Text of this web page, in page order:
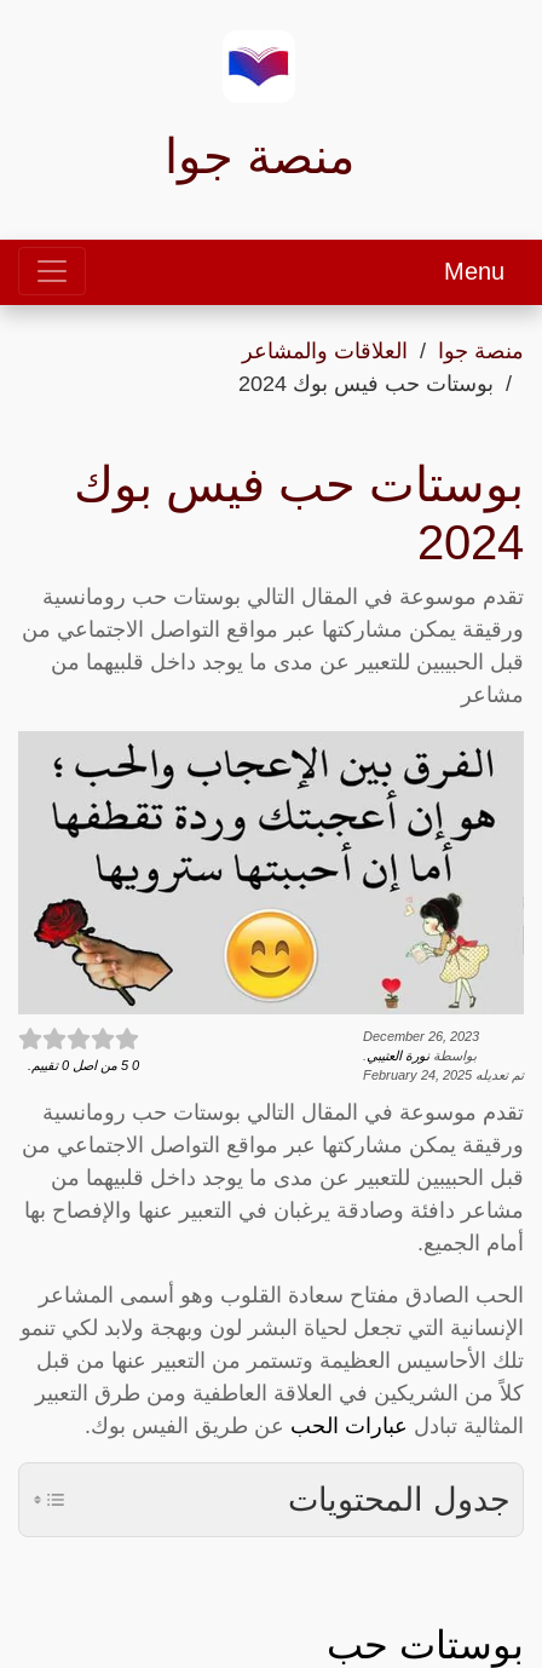
منصة جوا
Menu
منصة جوا
العلاقات والمشاعر
بوستات حب فيس بوك 2024
بوستات حب فيس بوك
2024
تقدم موسوعة في المقال التالي بوستات حب رومانسية
ورقيقة يمكن مشاركتها عبر مواقع التواصل الاجتماعي من
قبل الحبيبين للتعبير عن مدى ما يوجد داخل قلبيهما من
مشاعر
December 26, 2023
بواسطةنورة العتيبي
تم تعديله February 24, 2025
0
5 من اصل 0 تقييم.
تقدم موسوعة في المقال التالي بوستات حب رومانسية
ورقيقة يمكن مشاركتها عبر مواقع التواصل الاجتماعي من
قبل الحبيبين للتعبير عن مدى ما يوجد داخل قلبيهما من
مشاعر دافئة وصادقة يرغبان في التعبير عنها والإفصاح بها
أمام الجميع.
الحب الصادق مفتاح سعادة القلوب وهو أسمى المشاعر
الإنسانية التي تجعل لحياة البشر لون وبهجة ولابد لكي تنمو
تلك الأحاسيس العظيمة وتستمر من التعبير عنها من قبل
كلاً من الشريكين في العلاقة العاطفية ومن طرق التعبير
المثالية تبادل عبارات الحب عن طريق الفيس بوك.
جدول المحتويات
بوستات حب